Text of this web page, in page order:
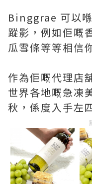
Binggrae 可以
蹤影，例如佢嘅
瓜雪條等等相信
作為佢嘅代理店
世界各地嘅急凍
秋，係度入手左